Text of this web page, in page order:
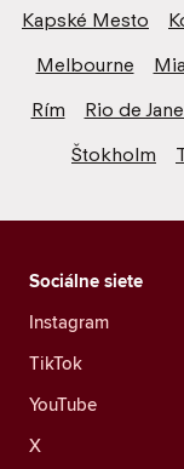
Kapské Mesto
Melbourne
Rím
Rio de
Štokholm
Sociálne siete
Instagram
TikTok
YouTube
X